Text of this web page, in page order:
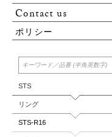
Contact us
ポリシー
STS
リング
STS-R16